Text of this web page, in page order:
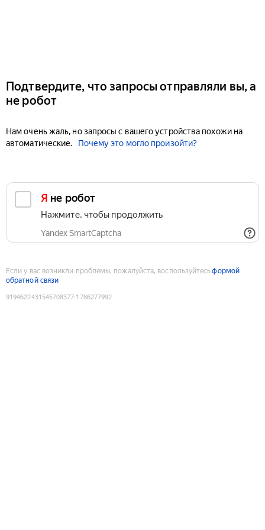
Подтвердите, что запросы отправляли вы, а
не робот
Нам очень жаль, но запросы с вашего устройства похожи на
автоматические.
Почему это могло произойти?
Я не робот
Нажмите, чтобы продолжить
Yandex SmartCaptcha
Если у вас возникли проблемы, пожалуйста, воспользуйтесьформой
обратной связи
9194622431545708377:1786277992